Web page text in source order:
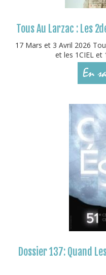
Tous Au Larzac : Les
17 Mars et 3 Avril 2026
et les 1CIEL et
En
Dossier 137: Quand